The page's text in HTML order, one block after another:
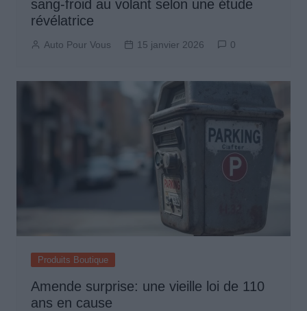
sang-froid au volant selon une étude
révélatrice
Auto Pour Vous 15 janvier 2026 0
Produits Boutique
Amende surprise: une vieille loi de 110
ans en cause